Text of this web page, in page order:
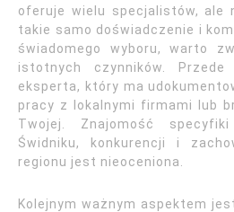
oferuje wielu specjalistów, ale
takie samo doświadczenie i
świadomego wyboru, warto
istotnych czynników. Przede
eksperta, który ma
pracy z lokalnymi firmami lub
Twojej. Znajomość
Świdniku, konkurencji i
regionu jest nieoceniona.
Kolejnym ważnym aspektem